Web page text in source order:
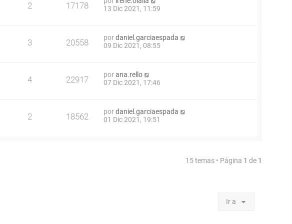
2 17178
13 Dic 2021, 11:59
3 20558 pordaniel.garciaespada
09 Dic 2021, 08:55
4 22917 porana.rello
07 Dic 2021, 17:46
2 18562 pordaniel.garciaespada
01 Dic 2021, 19:51
15 temas • Página 1 de 1
Ir a